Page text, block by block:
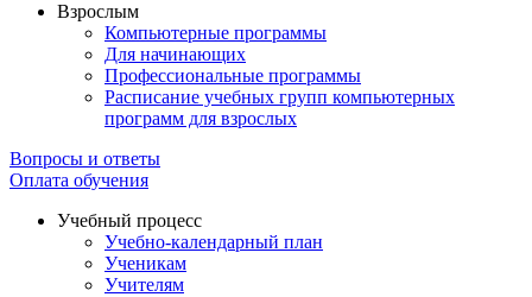
Взрослым
Компьютерные программы
Для начинающих
Профессиональные программы
Расписание учебных групп компьютерных
программ для взрослых
Вопросы и ответы
Оплата обучения
Учебный процесс
Учебно-календарный план
Ученикам
Учителям